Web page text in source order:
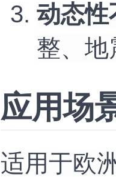
动态性
整、地
应用场
适用于欧